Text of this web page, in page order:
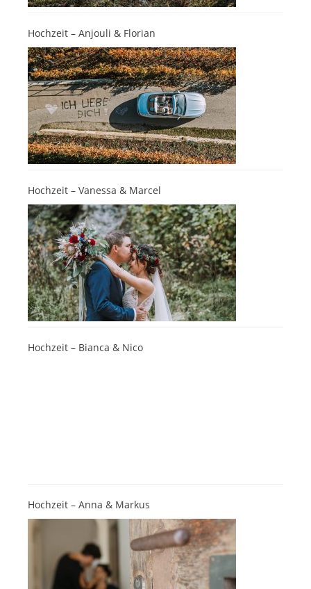
Hochzeit – Anjouli & Florian
Hochzeit – Vanessa & Marcel
Hochzeit – Bianca & Nico
Hochzeit – Anna & Markus